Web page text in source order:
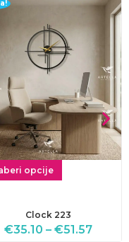
opcije
Clock 223
€35.10 – €51.57